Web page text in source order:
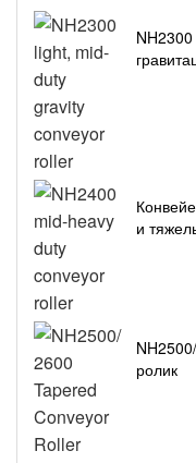
и
ролик